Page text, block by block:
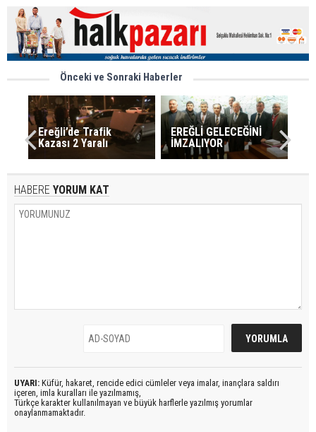
Önceki ve Sonraki Haberler
Ereğli’de Trafik
Kazası 2 Yaralı
EREĞLİ GELECEĞİNİ
İMZALIYOR
HABERE YORUM KAT
UYARI: Küfür, hakaret, rencide edici cümleler veya imalar, inançlara saldırı
içeren, imla kuralları ile yazılmamış,
Türkçe karakter kullanılmayan ve büyük harflerle yazılmış yorumlar
onaylanmamaktadır.